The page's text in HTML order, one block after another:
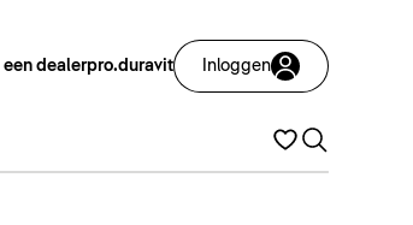
een dealerpro.duravit Inloggen